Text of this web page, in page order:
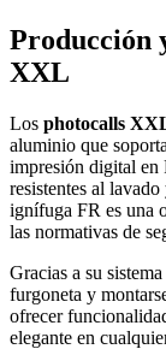
Producción
XXL
Los photocalls
aluminio que
impresión digital en
resistentes al
ignífuga FR es una
las normativas de
Gracias a su
furgoneta y
ofrecer
elegante en